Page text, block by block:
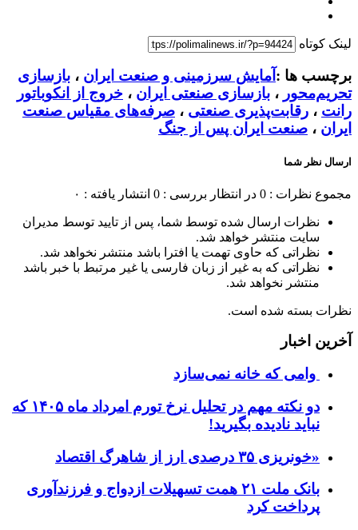
لینک کوتاه
برچسب ها : آمایش سرزمینی و صنعت ایران ، بازسازی
تحریم‌محور ، بازسازی صنعتی ایران ، خروج از انکوباتور
رانت ، رقابت‌پذیری صنعتی ، صرفه‌های مقیاس صنعت
ایران ، صنعت ایران پس از جنگ
ارسال نظر شما
مجموع نظرات : 0 در انتظار بررسی : 0 انتشار یافته : ۰
نظرات ارسال شده توسط شما، پس از تایید توسط مدیران
سایت منتشر خواهد شد.
نظراتی که حاوی تهمت یا افترا باشد منتشر نخواهد شد.
نظراتی که به غیر از زبان فارسی یا غیر مرتبط با خبر باشد
منتشر نخواهد شد.
نظرات بسته شده است.
آخرین اخبار
وامی که خانه نمی‌سازد
دو نکته مهم در تحلیل نرخ تورم امرداد ماه ۱۴۰۵ که
نباید نادیده بگیرید!
«خونریزی ۳۵ درصدی ارز از شاهرگ اقتصاد
بانک ملت ۲۱ همت تسهیلات ازدواج و فرزندآوری
پرداخت کرد